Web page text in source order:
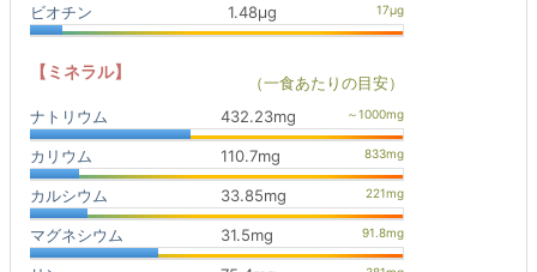
ビオチン 1.48μg
【ミネラル】
（一食あたりの目安）
ナトリウム
432.23mg
カリウム 110.7mg
カルシウム 33.85mg
マグネシウム 31.5mg